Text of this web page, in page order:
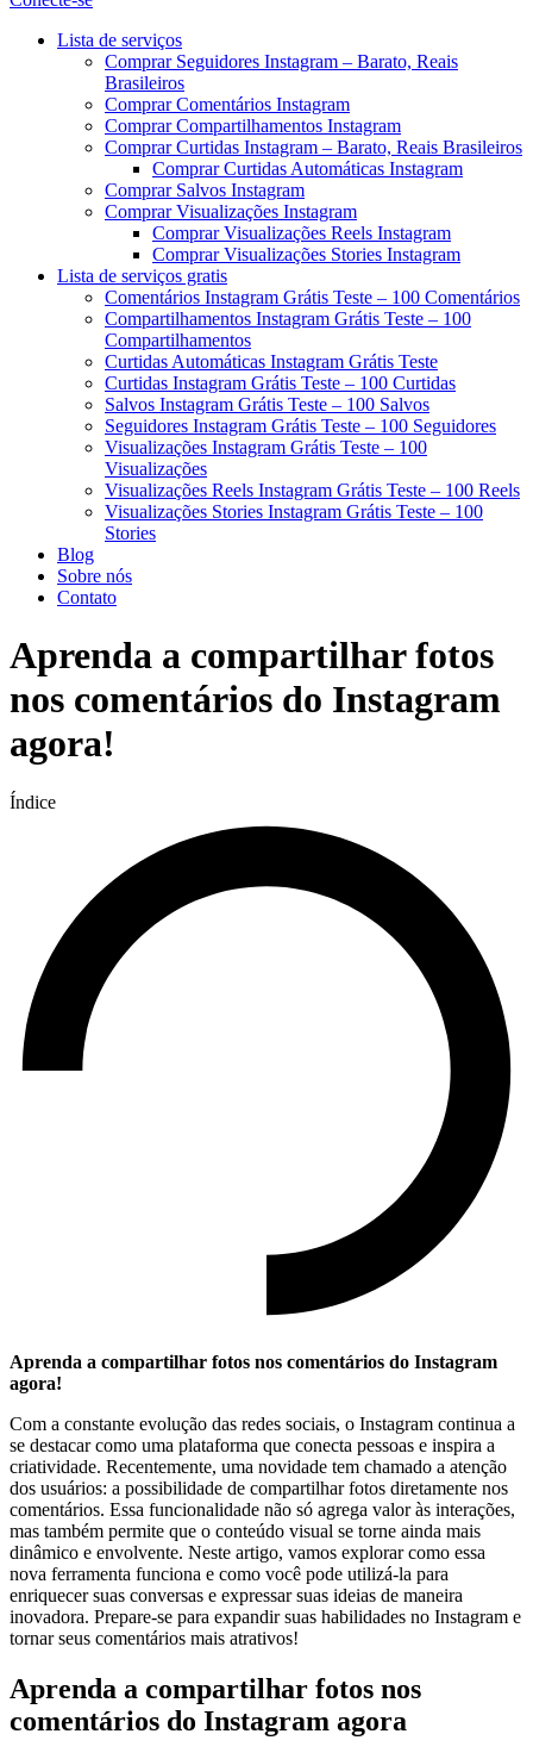
Menu
Lista de serviços
Comprar Seguidores Instagram – Barato, Reais
Brasileiros
Comprar Comentários Instagram
Comprar Compartilhamentos Instagram
Comprar Curtidas Instagram – Barato, Reais Brasileiros
Comprar Curtidas Automáticas Instagram
Comprar Salvos Instagram
Comprar Visualizações Instagram
Comprar Visualizações Reels Instagram
Comprar Visualizações Stories Instagram
Lista de serviços gratis
Comentários Instagram Grátis Teste – 100 Comentários
Compartilhamentos Instagram Grátis Teste – 100
Compartilhamentos
Curtidas Automáticas Instagram Grátis Teste
Curtidas Instagram Grátis Teste – 100 Curtidas
Salvos Instagram Grátis Teste – 100 Salvos
Seguidores Instagram Grátis Teste – 100 Seguidores
Visualizações Instagram Grátis Teste – 100
Visualizações
Visualizações Reels Instagram Grátis Teste – 100 Reels
Visualizações Stories Instagram Grátis Teste – 100
Stories
Blog
Sobre nós
Contato
Aprenda a compartilhar fotos
nos comentários do Instagram
agora!
Índice
Aprenda a compartilhar⁤ fotos nos⁣ comentários⁤ do Instagram
agora!
Com a constante evolução das redes sociais, ‌o Instagram continua⁤ a
se destacar como uma plataforma que conecta pessoas ⁣e inspira a
criatividade. ‍Recentemente, uma⁤ novidade tem chamado a atenção​
dos usuários: a⁣ possibilidade ⁣de compartilhar fotos diretamente nos
comentários. Essa ⁤funcionalidade não só agrega valor às interações,
mas também permite que o conteúdo visual se⁣ torne ainda mais
dinâmico e envolvente. Neste artigo, ⁢vamos explorar como essa
nova ferramenta funciona e como você ‍pode utilizá-la para
enriquecer suas conversas e expressar suas ideias de maneira
inovadora. Prepare-se para expandir suas⁤ habilidades no Instagram e​
tornar seus comentários mais ⁢atrativos!
Aprenda a compartilhar ​fotos nos
comentários do⁤ Instagram agora